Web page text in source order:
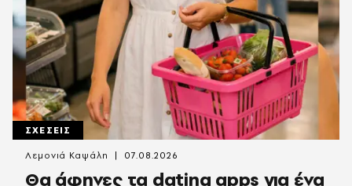
ΣΧΕΣΕΙΣ
Θα άφηνες τα dating apps για ένα
Λεμονιά Καψάλη 07.08.2026